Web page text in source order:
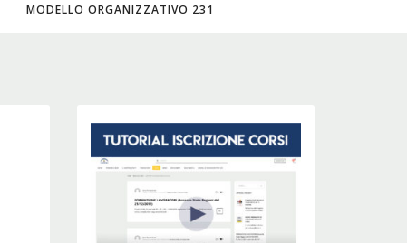
MODELLO ORGANIZZATIVO 231